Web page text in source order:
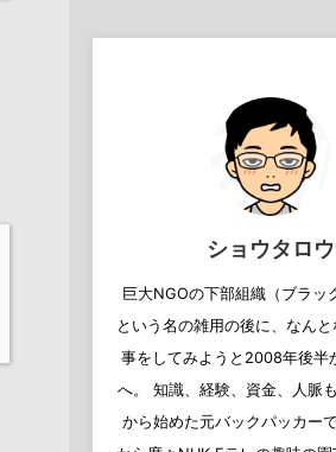
ショウタロウ
巨大NGOの下部組織（ブラッ
という名の雑用の後に、なん
事をしてみようと2008年後半
へ。 知識、経験、資金、人脈
から始めた元バックパッカー